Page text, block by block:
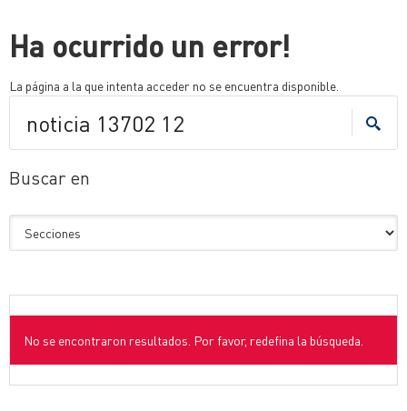
Ha ocurrido un error!
La página a la que intenta acceder no se encuentra disponible.
Buscar en
No se encontraron resultados. Por favor, redefina la búsqueda.